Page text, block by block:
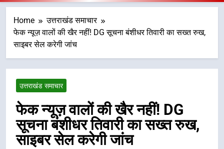
Home
उत्तराखंड समाचार
फेक न्यूज़ वालों की खैर नहीं! DG सूचना बंशीधर तिवारी का सख्त रुख,
साइबर सेल करेगी जांच
उत्तराखंड समाचार
फेक न्यूज़ वालों की खैर नहीं! DG
सूचना बंशीधर तिवारी का सख्त रुख,
साइबर सेल करेगी जांच